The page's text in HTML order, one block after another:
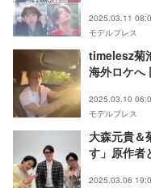
2025.03.11
モデルプレス
timelesz菊
海外ロケへ
2025.03.10
モデルプレス
大森元貴＆
す」原作者
2025.03.06